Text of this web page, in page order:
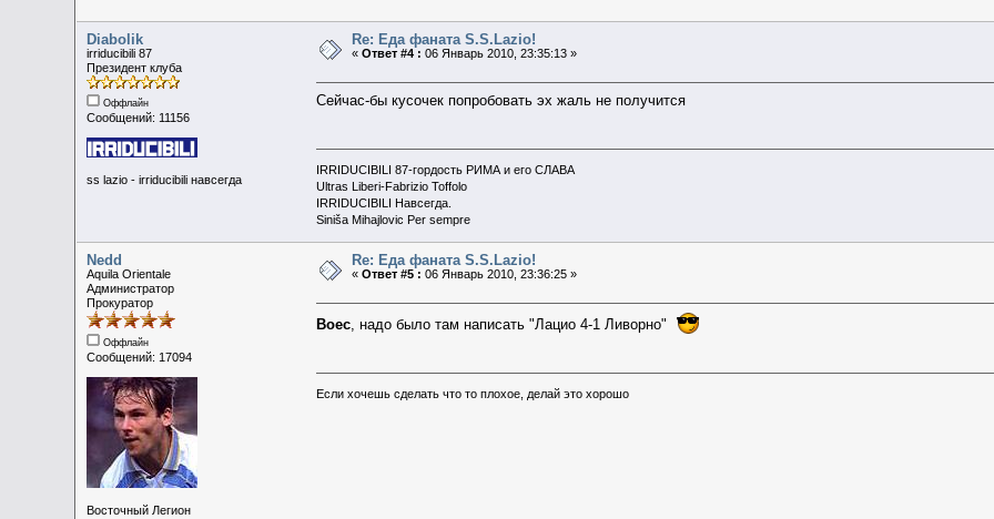
Diabolik
irriducibili 87
Президент клуба
Оффлайн
Сообщений: 11156
ss lazio - irriducibili навсегда
Re: Еда фаната S.S.Lazio!
«Ответ #4 : 06 Январь 2010, 23:35:13 »
Сейчас-бы кусочек попробовать эх жаль не получится
IRRIDUCIBILI 87-гордость РИМА и его СЛАВА
Ultras Liberi-Fabrizio Toffolo
IRRIDUCIBILI Навсегда.
Siniša Mihajlovic Per sempre
Nedd
Aquila Orientale
Администратор
Прокуратор
Оффлайн
Сообщений: 17094
Восточный Легион
Re: Еда фаната S.S.Lazio!
«Ответ #5 : 06 Январь 2010, 23:36:25 »
Boec, надо было там написать "Лацио 4-1 Ливорно"
Если хочешь сделать что то плохое, делай это хорошо